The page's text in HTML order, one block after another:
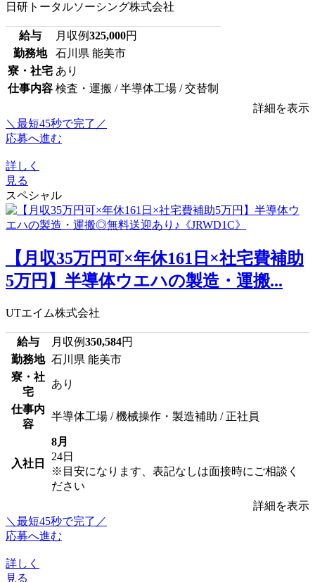
日研トータルソーシング株式会社
給与 月収例325,000円
勤務地
石川県 能美市
寮・社宅 あり
仕事内容 検査・運搬 / 半導体工場 / 交替制
詳細を表示
＼最短45秒で完了／
応募へ進む
詳しく
見る
スペシャル
【月収35万円可×年休161日×社宅費補助
5万円】半導体ウエハの製造・運搬...
UTエイム株式会社
給与 月収例350,584円
勤務地 石川県 能美市
寮・社
宅
あり
仕事内
容
半導体工場 / 機械操作・製造補助 / 正社員
入社日
8月
24日
※目安になります、表記なしは面接時にご相談く
ださい
詳細を表示
＼最短45秒で完了／
応募へ進む
詳しく
見る